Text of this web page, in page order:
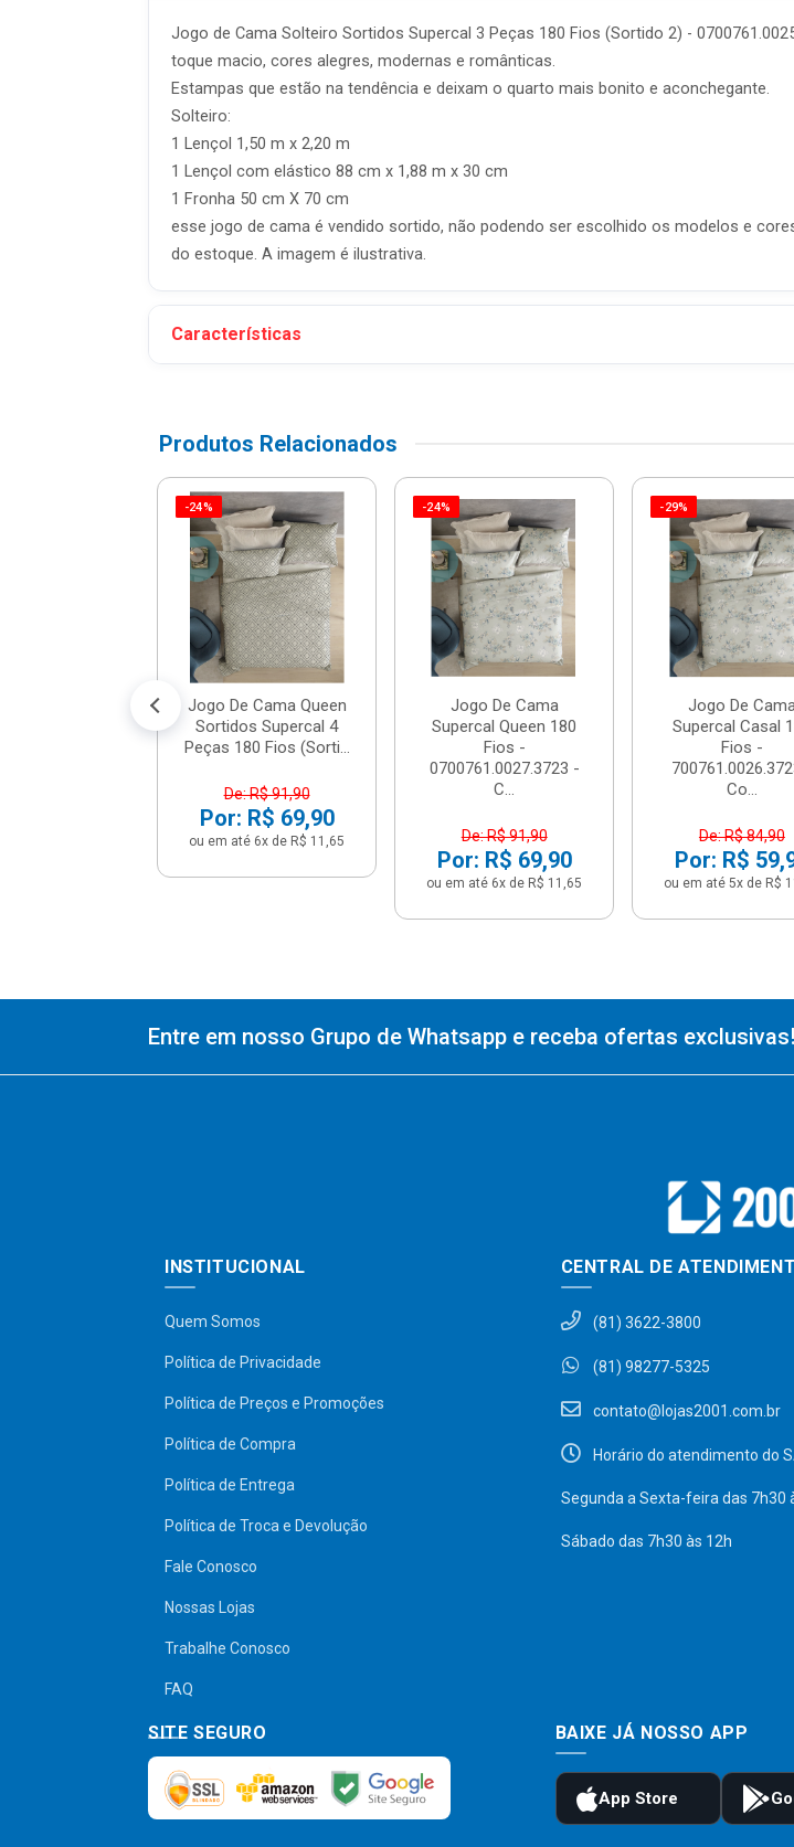
Jogo de Cama Solteiro Sortidos Supercal 3 Peças 180 Fios (Sortido 2) -
toque macio, cores alegres, modernas e românticas.
Estampas que estão na tendência e deixam o quarto mais bonito e aconchegante.
Solteiro:
1 Lençol 1,50 m x 2,20 m
1 Lençol com elástico 88 cm x 1,88 m x 30 cm
1 Fronha 50 cm X 70 cm
esse jogo de cama é vendido sortido, não podendo ser escolhido os modelos e
do estoque. A imagem é ilustrativa.
Características
Produtos Relacionados
-24%
Jogo De Cama Queen
Sortidos Supercal 4
Peças 180 Fios (Sorti...
De: R$ 91,90
Por: R$ 69,90
ou em até 6x de R$ 11,65
-24%
Jogo De Cama
Supercal Queen 180
Fios -
0700761.0027.3723 -
C...
De: R$ 91,90
Por: R$ 69,90
ou em até 6x de R$ 11,65
-29%
Jogo De
Supercal Casal
Fios -
Co...
De: R$ 84,90
Por: R$
ou em até 5x de R$
Entre em nosso Grupo de Whatsapp e receba ofertas exclusivas!
INSTITUCIONAL
Quem Somos
Política de Privacidade
Política de Preços e Promoções
Política de Compra
Política de Entrega
Política de Troca e Devolução
Fale Conosco
Nossas Lojas
Trabalhe Conosco
FAQ
CENTRAL DE
(81) 3622-3800
(81) 98277-5325
contato@lojas2001.com.br
Horário do atendimento do
Segunda a Sexta-feira das 7h30
Sábado das 7h30 às 12h
SITE SEGURO BAIXE JÁ NOSSO APP